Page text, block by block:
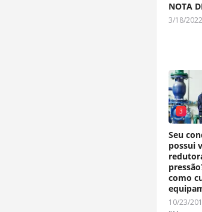
NOTA
3/18/
3
Seu
possui
como
10/23/